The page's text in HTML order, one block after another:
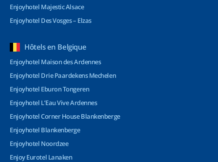
Enjoyhotel Majestic Alsace
Enjoyhotel Des Vosges – Elzas
Hôtels en Belgique
Enjoyhotel Maison des Ardennes
Enjoyhotel Drie Paardekens Mechelen
Enjoyhotel Eburon Tongeren
Enjoyhotel L’Eau Vive Ardennes
Enjoyhotel Corner House Blankenberge
Enjoyhotel Blankenberge
Enjoyhotel Noordzee
Enjoy Eurotel Lanaken